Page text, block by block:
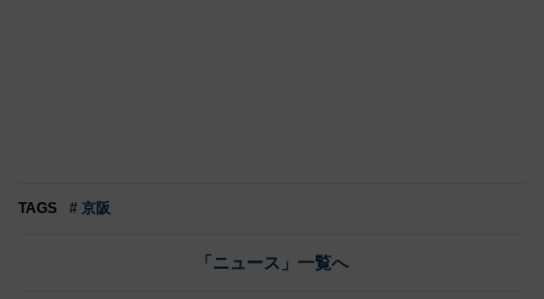
TAGS # 京阪
「ニュース」一覧へ